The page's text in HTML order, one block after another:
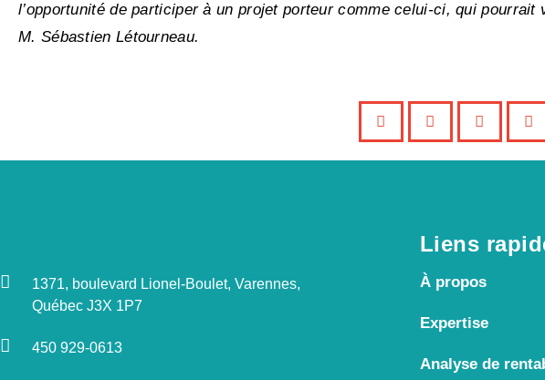
l’opportunité de participer à un projet porteur comme celui-ci, qui
M. Sébastien Létourneau.
1371, boulevard Lionel-Boulet, Varennes,
Québec J3X 1P7
450 929-0613
Liens
À propos
Expertise
Analyse de